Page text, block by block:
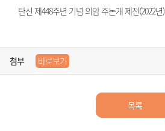
탄신 제448주년 기념 의암 주논개 제전(2022년)
첨부 바로보기
목록